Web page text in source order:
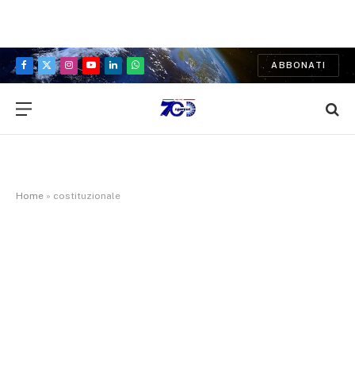
Facebook
X
Instagram
YouTubeLinkedInWhatsApp
ABBONATI
Home » costituzionale